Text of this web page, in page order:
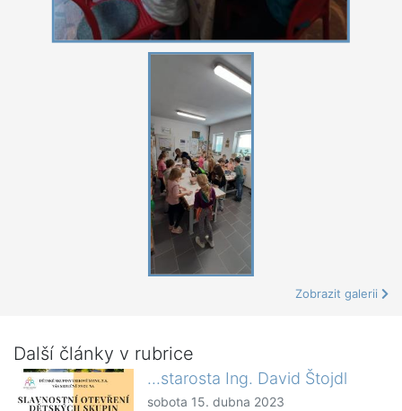
Zobrazit galerii
Další články v rubrice
...starosta Ing. David Štojdl
sobota 15. dubna 2023